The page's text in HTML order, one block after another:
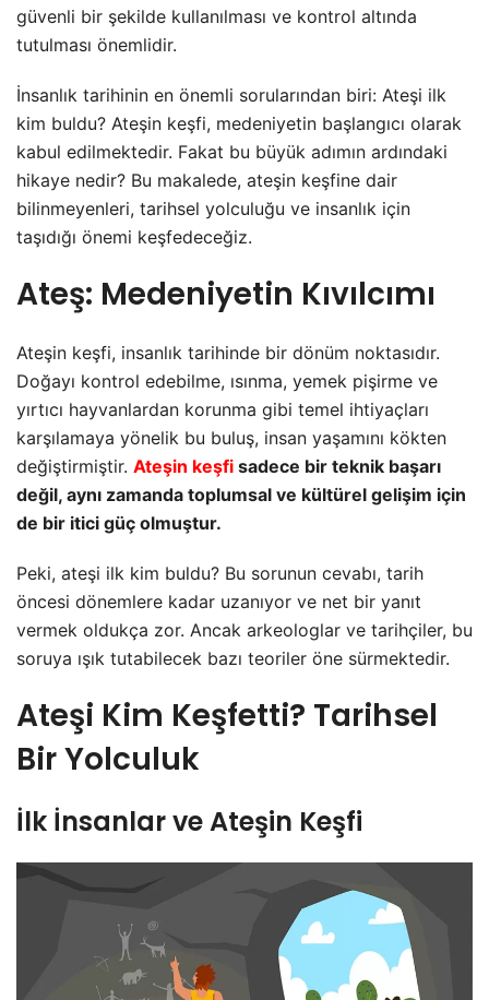
güvenli bir şekilde kullanılması ve kontrol altında
tutulması önemlidir.
İnsanlık tarihinin en önemli sorularından biri: Ateşi ilk
kim buldu? Ateşin keşfi, medeniyetin başlangıcı olarak
kabul edilmektedir. Fakat bu büyük adımın ardındaki
hikaye nedir? Bu makalede, ateşin keşfine dair
bilinmeyenleri, tarihsel yolculuğu ve insanlık için
taşıdığı önemi keşfedeceğiz.
Ateş: Medeniyetin Kıvılcımı
Ateşin keşfi, insanlık tarihinde bir dönüm noktasıdır.
Doğayı kontrol edebilme, ısınma, yemek pişirme ve
yırtıcı hayvanlardan korunma gibi temel ihtiyaçları
karşılamaya yönelik bu buluş, insan yaşamını kökten
değiştirmiştir. Ateşin keşfi sadece bir teknik başarı
değil, aynı zamanda toplumsal ve kültürel gelişim için
de bir itici güç olmuştur.
Peki, ateşi ilk kim buldu? Bu sorunun cevabı, tarih
öncesi dönemlere kadar uzanıyor ve net bir yanıt
vermek oldukça zor. Ancak arkeologlar ve tarihçiler, bu
soruya ışık tutabilecek bazı teoriler öne sürmektedir.
Ateşi Kim Keşfetti? Tarihsel
Bir Yolculuk
İlk İnsanlar ve Ateşin Keşfi